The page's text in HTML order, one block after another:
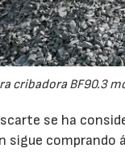
cribadora BF90.3
se ha
sigue